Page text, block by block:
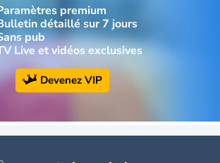
premium
détaillé sur 7 jours
pub
Live et vidéos exclusives
Devenez VIP